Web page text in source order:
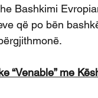
Bashkimi
që po bën
“Venable” me